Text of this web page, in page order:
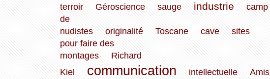
terroir
Géroscience sauge industrie
camp
de
nudistes
originalité Toscane cave
sites
pour faire des
montages
Richard
Kiel
communication intellectuelle Amis